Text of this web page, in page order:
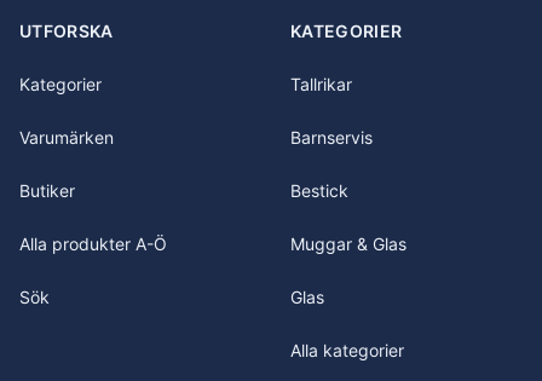
UTFORSKA
Kategorier
Varumärken
Butiker
Alla produkter A-Ö
Sök
KATEGORIER
Tallrikar
Barnservis
Bestick
Muggar & Glas
Glas
Alla kategorier